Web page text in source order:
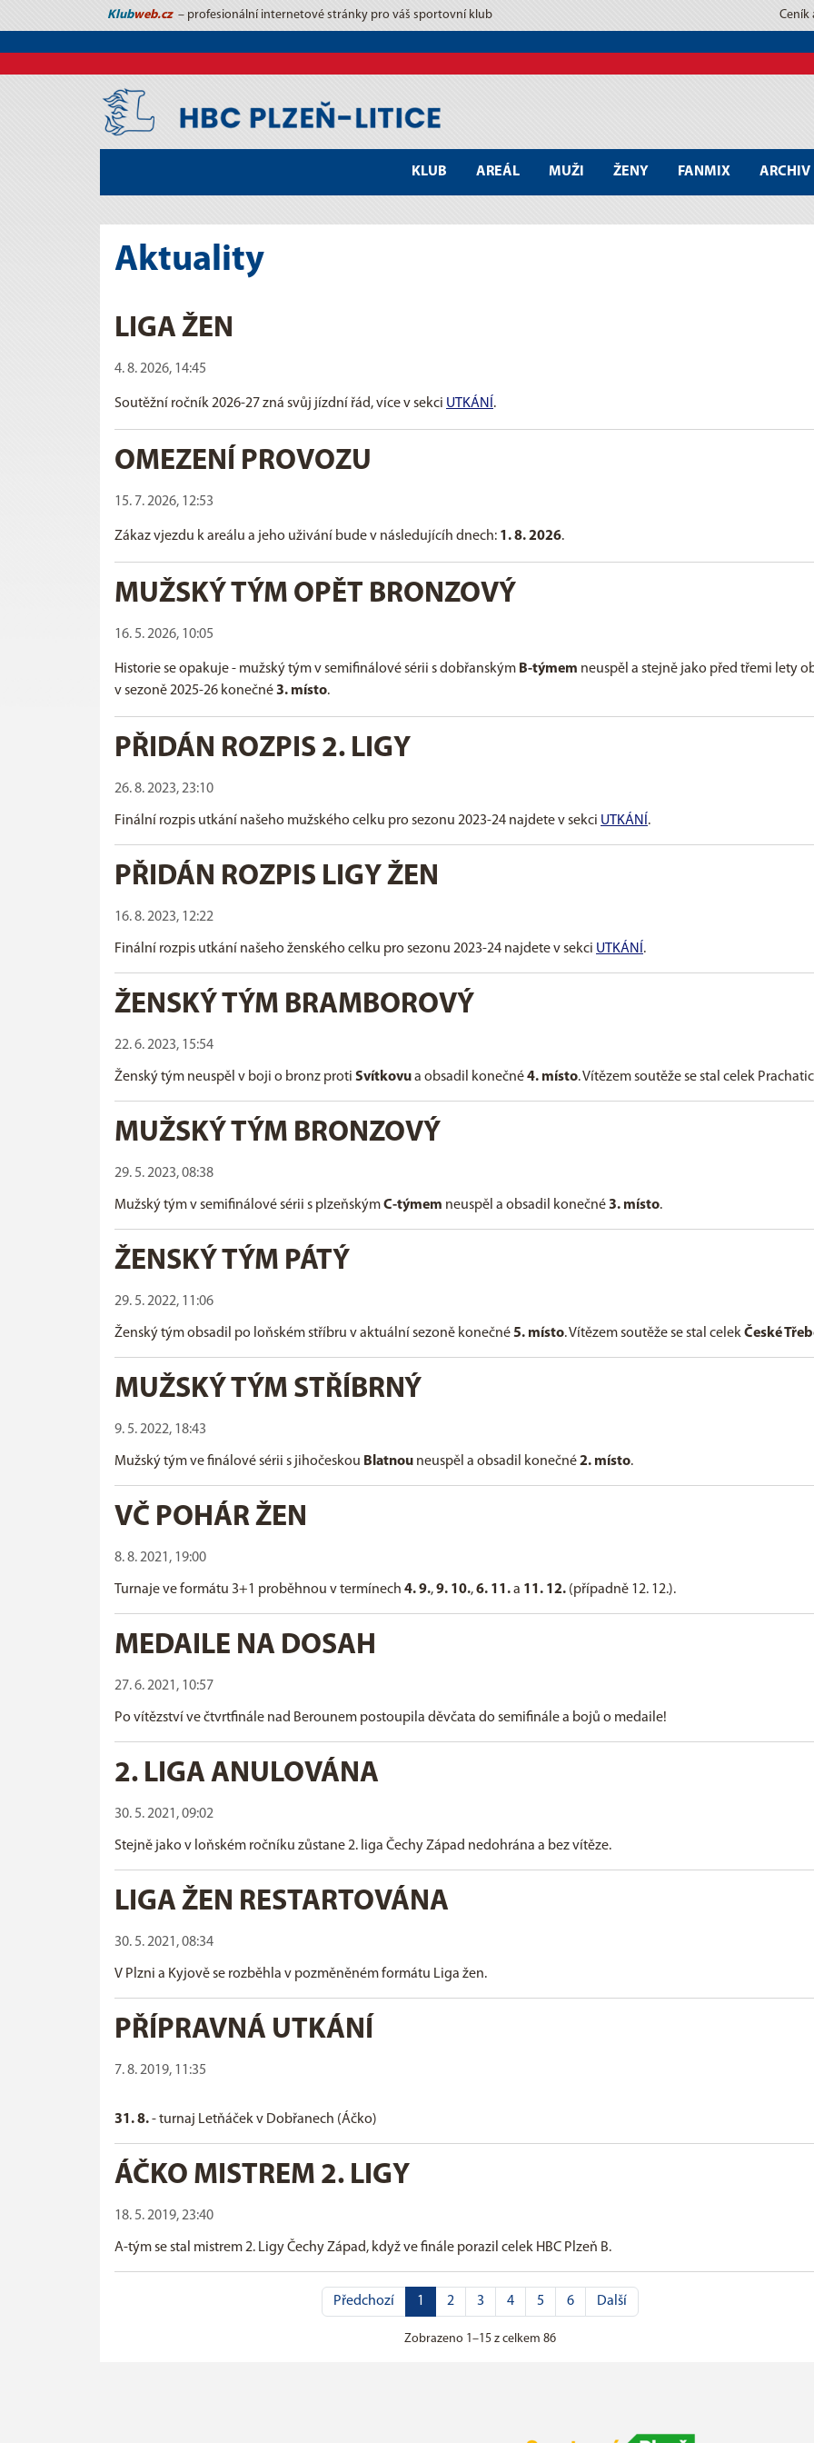
Klubweb.cz – profesionální internetové stránky pro váš sportovní klub Ceník
KLUB AREÁL MUŽI ŽENY FANMIX ARCHIV
Aktuality
LIGA ŽEN
4. 8. 2026, 14:45
Soutěžní ročník 2026-27 zná svůj jízdní řád, více v sekci UTKÁNÍ .
OMEZENÍ PROVOZU
15. 7. 2026, 12:53
Zákaz vjezdu k areálu a jeho uživání bude v následujícíh dnech: 1. 8. 2026.
MUŽSKÝ TÝM OPĚT BRONZOVÝ
16. 5. 2026, 10:05
Historie se opakuje - mužský tým v semifinálové sérii s dobřanským B-týmem neuspěl a stejně jako před třemi lety
v sezoně 2025-26 konečné3. místo.
PŘIDÁN ROZPIS 2. LIGY
26. 8. 2023, 23:10
Finální rozpis utkání našeho mužského celku pro sezonu 2023-24 najdete v sekci UTKÁNÍ .
PŘIDÁN ROZPIS LIGY ŽEN
16. 8. 2023, 12:22
Finální rozpis utkání našeho ženského celku pro sezonu 2023-24 najdete v sekci UTKÁNÍ .
ŽENSKÝ TÝM BRAMBOROVÝ
22. 6. 2023, 15:54
Ženský tým neuspěl v boji o bronz proti Svítkovua obsadil konečné4. místo. Vítězem soutěže se stal celek
MUŽSKÝ TÝM BRONZOVÝ
29. 5. 2023, 08:38
Mužský tým v semifinálové sérii s plzeňskýmC-týmem neuspěl a obsadil konečné3. místo.
ŽENSKÝ TÝM PÁTÝ
29. 5. 2022, 11:06
Ženský tým obsadil po loňském stříbru v aktuální sezoně konečné5. místo. Vítězem soutěže se stal celekČeské
MUŽSKÝ TÝM STŘÍBRNÝ
9. 5. 2022, 18:43
Mužský tým ve finálové sérii s jihočeskou Blatnou neuspěl a obsadil konečné2. místo.
VČ POHÁR ŽEN
8. 8. 2021, 19:00
Turnaje ve formátu 3+1 proběhnou v termínech 4. 9.,9. 10.,6. 11.a 11. 12. (případně 12. 12.).
MEDAILE NA DOSAH
27. 6. 2021, 10:57
Po vítězství ve čtvrtfinále nad Berounem postoupila děvčata do semifinále a bojů o medaile!
2. LIGA ANULOVÁNA
30. 5. 2021, 09:02
Stejně jako v loňském ročníku zůstane 2. liga Čechy Západ nedohrána a bez vítěze.
LIGA ŽEN RESTARTOVÁNA
30. 5. 2021, 08:34
V Plzni a Kyjově se rozběhla v pozměněném formátu Liga žen.
PŘÍPRAVNÁ UTKÁNÍ
7. 8. 2019, 11:35
31. 8.- turnaj Letňáček v Dobřanech (Áčko)
ÁČKO MISTREM 2. LIGY
18. 5. 2019, 23:40
A-tým se stal mistrem 2. Ligy Čechy Západ, když ve finále porazil celek HBC Plzeň B.
Předchozí 1 2 3 4 5 6 Další
Zobrazeno 1–15 z celkem 86